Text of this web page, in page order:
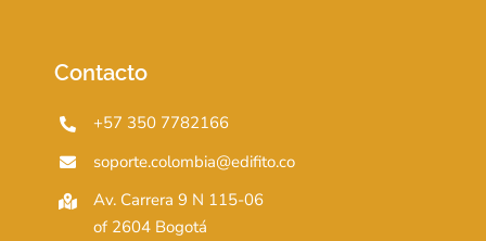
Contacto
+57 350 7782166
soporte.colombia@edifito.co
Av. Carrera 9 N 115-06
of 2604 Bogotá